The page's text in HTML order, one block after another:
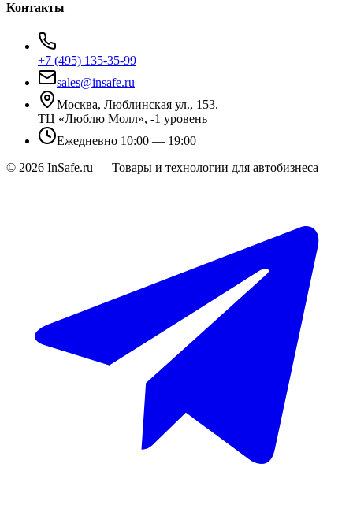
Контакты
+7 (495) 135-35-99
sales@insafe.ru
Москва, Люблинская ул., 153.
ТЦ «Люблю Молл», -1 уровень
Ежедневно 10:00 — 19:00
© 2026 InSafe.ru — Товары и технологии для автобизнеса